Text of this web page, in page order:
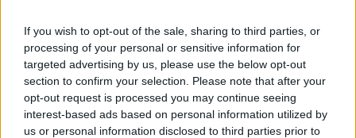
If you wish to opt-out of the sale, sharing to third parties, or
processing of your personal or sensitive information for
targeted advertising by us, please use the below opt-out
section to confirm your selection. Please note that after your
opt-out request is processed you may continue seeing
interest-based ads based on personal information utilized by
us or personal information disclosed to third parties prior to